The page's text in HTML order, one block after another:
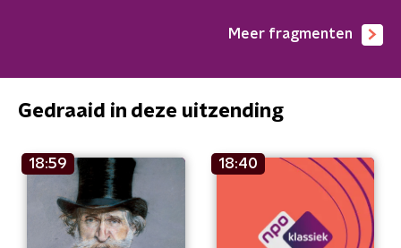
Meer fragmenten
Gedraaid in deze uitzending
18:59 18:40